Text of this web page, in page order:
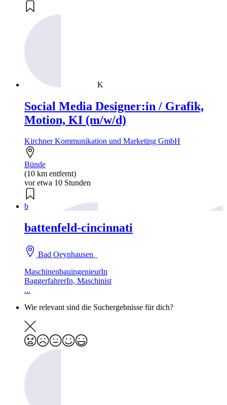
K
Social Media Designer:in / Grafik,
Motion, KI (m/w/d)
Kirchner Kommunikation und Marketing GmbH
Bünde
(10 km entfernt)
vor etwa 10 Stunden
b
battenfeld-cincinnati
Bad Oeynhausen
MaschinenbauingenieurIn
BaggerfahrerIn, Maschinist
...
Wie relevant sind die Suchergebnisse für dich?